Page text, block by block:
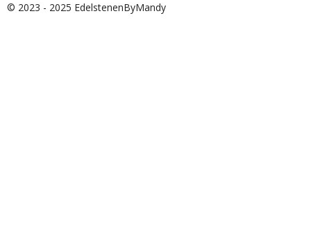
© 2023 - 2025 EdelstenenByMandy